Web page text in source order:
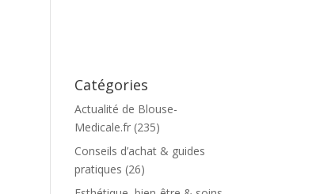
Catégories
Actualité de Blouse-
Medicale.fr (235)
Conseils d’achat & guides
pratiques (26)